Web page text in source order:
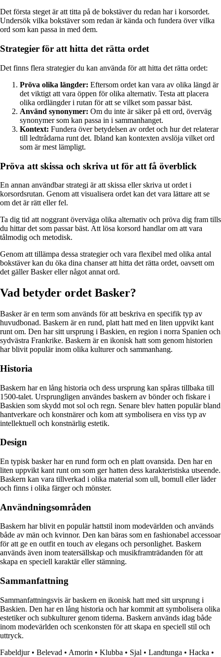
Det första steget är att titta på de bokstäver du redan har i korsordet.
Undersök vilka bokstäver som redan är kända och fundera över vilka
ord som kan passa in med dem.
Strategier för att hitta det rätta ordet
Det finns flera strategier du kan använda för att hitta det rätta ordet:
Pröva olika längder: Eftersom ordet kan vara av olika längd är
det viktigt att vara öppen för olika alternativ. Testa att placera
olika ordlängder i rutan för att se vilket som passar bäst.
Använd synonymer: Om du inte är säker på ett ord, överväg
synonymer som kan passa in i sammanhanget.
Kontext: Fundera över betydelsen av ordet och hur det relaterar
till ledtrådarna runt det. Ibland kan kontexten avslöja vilket ord
som är mest lämpligt.
Pröva att skissa och skriva ut för att få överblick
En annan användbar strategi är att skissa eller skriva ut ordet i
korsordsrutan. Genom att visualisera ordet kan det vara lättare att se
om det är rätt eller fel.
Ta dig tid att noggrant överväga olika alternativ och pröva dig fram tills
du hittar det som passar bäst. Att lösa korsord handlar om att vara
tålmodig och metodisk.
Genom att tillämpa dessa strategier och vara flexibel med olika antal
bokstäver kan du öka dina chanser att hitta det rätta ordet, oavsett om
det gäller Basker eller något annat ord.
Vad betyder ordet Basker?
Basker är en term som används för att beskriva en specifik typ av
huvudbonad. Baskern är en rund, platt hatt med en liten uppvikt kant
runt om. Den har sitt ursprung i Baskien, en region i norra Spanien och
sydvästra Frankrike. Baskern är en ikonisk hatt som genom historien
har blivit populär inom olika kulturer och sammanhang.
Historia
Baskern har en lång historia och dess ursprung kan spåras tillbaka till
1500-talet. Ursprungligen användes baskern av bönder och fiskare i
Baskien som skydd mot sol och regn. Senare blev hatten populär bland
hantverkare och konstnärer och kom att symbolisera en viss typ av
intellektuell och konstnärlig estetik.
Design
En typisk basker har en rund form och en platt ovansida. Den har en
liten uppvikt kant runt om som ger hatten dess karakteristiska utseende.
Baskern kan vara tillverkad i olika material som ull, bomull eller läder
och finns i olika färger och mönster.
Användningsområden
Baskern har blivit en populär hattstil inom modevärlden och används
både av män och kvinnor. Den kan bäras som en fashionabel accessoar
för att ge en outfit en touch av elegans och personlighet. Baskern
används även inom teatersällskap och musikframträdanden för att
skapa en speciell karaktär eller stämning.
Sammanfattning
Sammanfattningsvis är baskern en ikonisk hatt med sitt ursprung i
Baskien. Den har en lång historia och har kommit att symbolisera olika
estetiker och subkulturer genom tiderna. Baskern används idag både
inom modevärlden och scenkonsten för att skapa en speciell stil och
uttryck.
Fabeldjur• Belevad • Amorin • Klubba • Sjal • Landtunga • Hacka •